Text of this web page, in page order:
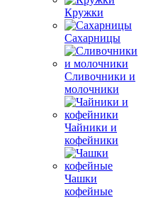
Кружки
Сахарницы
Сливочники и
молочники
Чайники и
кофейники
Чашки
кофейные